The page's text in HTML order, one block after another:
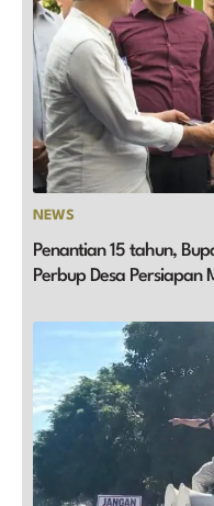
NEWS
Penantian 15 tahun,
Perbup Desa Persiapan